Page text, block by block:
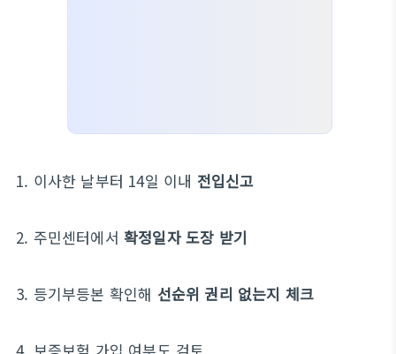
1. 이사한 날부터 14일 이내 전입신고
2. 주민센터에서 확정일자 도장 받기
3. 등기부등본 확인해 선순위 권리 없는지 체크